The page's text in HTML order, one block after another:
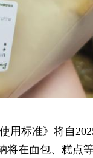
用标准》将自
将在面包、糕点